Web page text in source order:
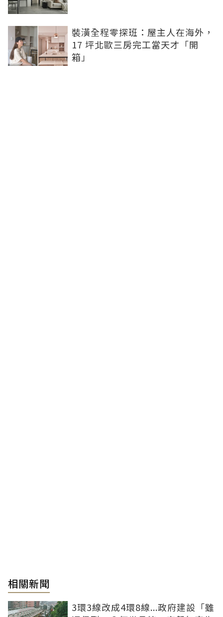
裝潢全程零探班：屋主人在海外，
17 坪北歐三房完工當天才「開
箱」
相關新聞
3環3線改成4環8線...政府建設「雖